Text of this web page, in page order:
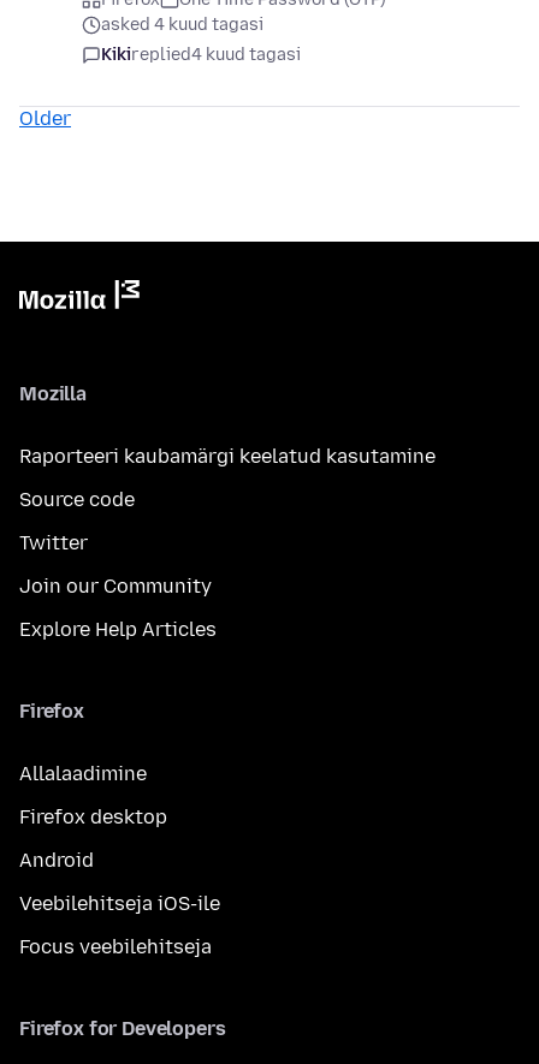
asked 4 kuud tagasi
Kikireplied4 kuud tagasi
Older
Mozilla
Raporteeri kaubamärgi keelatud kasutamine
Source code
Twitter
Join our Community
Explore Help Articles
Firefox
Allalaadimine
Firefox desktop
Android
Veebilehitseja iOS-ile
Focus veebilehitseja
Firefox for Developers